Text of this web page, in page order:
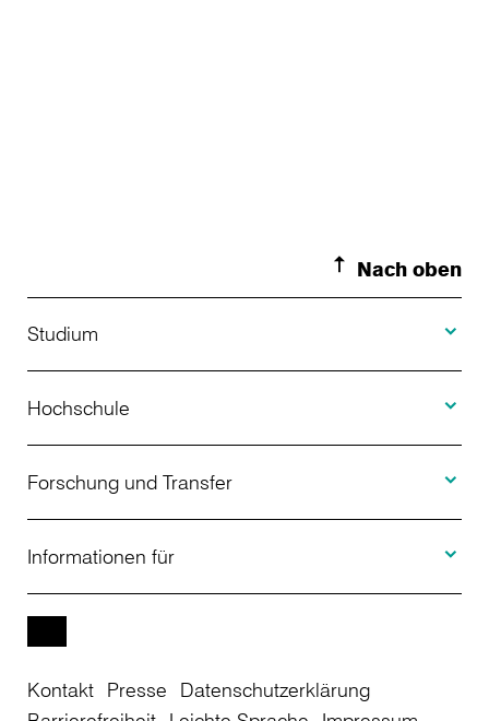
Nach oben
Studium
Studienangebot
Bewerbung
Studienberatung
Weiterbildung
Studienkolleg
Hochschule
Über uns
Aktuelles
Einrichtungen
Forschung und Transfer
Projekte
Informationen für
Studierende
Kontakt Presse
Datenschutzerklärung